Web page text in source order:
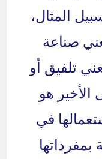
المثال،
صناعة
تلفيق أو
الأخير هو
في
بمفرداتها